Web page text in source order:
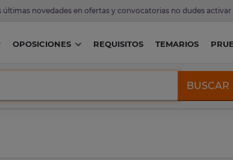
últimas novedades en ofertas y convocatorias no dudes activar
OPOSICIONES REQUISITOS TEMARIOS
BUSCAR